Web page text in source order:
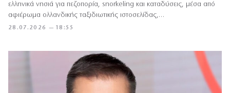
28.07.2026 — 18:55
ελληνικά νησιά για πεζοπορία, snorkeling και καταδύσεις, μέσα από
αφιέρωμα ολλανδικής ταξιδιωτικής ιστοσελίδας,…